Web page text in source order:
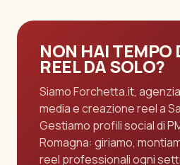
NON HAI TEMPO
REEL DA SOLO?
Siamo Forchetta.it,
media e creazione reel a
Gestiamo profili social di
Romagna: giriamo,
reel professionali ogni